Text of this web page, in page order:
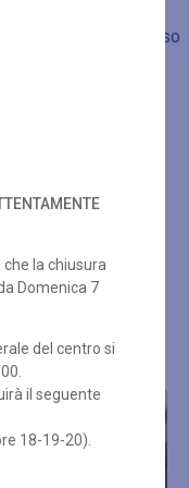
dopo il percorso
14.00 € 90.00 a
la chiusura
Domenica 7
del centro si
il seguente
18-19-20).